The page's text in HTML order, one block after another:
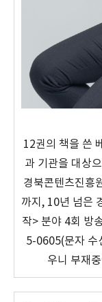
12권의 책을 쓴
과 기관을 대상
경북콘텐츠진흥
까지, 10년 넘은
작> 분야 4회 방
5-0605(문자 수
우니 부재